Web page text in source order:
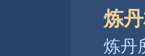
炼
炼丹